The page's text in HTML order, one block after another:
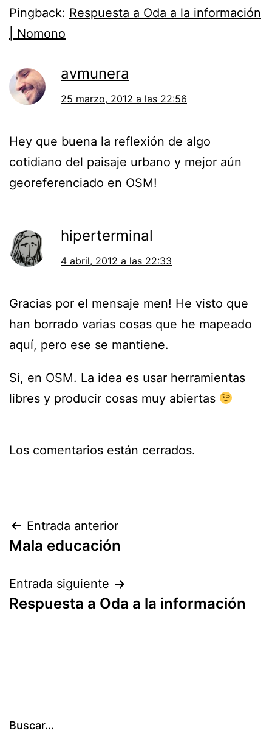
Pingback: Respuesta a Oda a la información
| Nomono
avmunera
25 marzo, 2012 a las 22:56
Hey que buena la reflexión de algo
cotidiano del paisaje urbano y mejor aún
georeferenciado en OSM!
hiperterminal
4 abril, 2012 a las 22:33
Gracias por el mensaje men! He visto que
han borrado varias cosas que he mapeado
aquí, pero ese se mantiene.
Si, en OSM. La idea es usar herramientas
libres y producir cosas muy abiertas
Los comentarios están cerrados.
Navegación
de
entradas
Entrada anterior
Mala educación
Entrada siguiente
Respuesta a Oda a la información
Buscar...